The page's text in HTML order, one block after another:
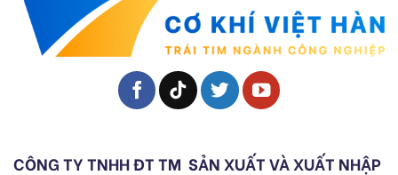
CÔNG TY TNHH ĐT TM SẢN XUẤT VÀ XUẤT NHẬP